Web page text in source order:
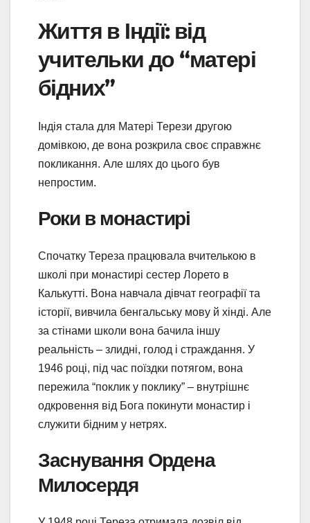
Життя в Індії: від
учительки до “матері
бідних”
Індія стала для Матері Терези другою
домівкою, де вона розкрила своє справжнє
покликання. Але шлях до цього був
непростим.
Роки в монастирі
Спочатку Тереза працювала вчителькою в
школі при монастирі сестер Лорето в
Калькутті. Вона навчала дівчат географії та
історії, вивчила бенгальську мову й хінді. Але
за стінами школи вона бачила іншу
реальність – злидні, голод і страждання. У
1946 році, під час поїздки потягом, вона
пережила “поклик у поклику” – внутрішнє
одкровення від Бога покинути монастир і
служити бідним у нетрях.
Заснування Ордена
Милосердя